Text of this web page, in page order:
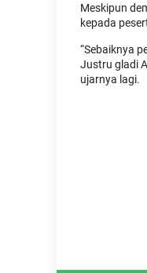
Meskipun
kepada
“Sebaiknya
Justru gladi
ujarnya lagi.